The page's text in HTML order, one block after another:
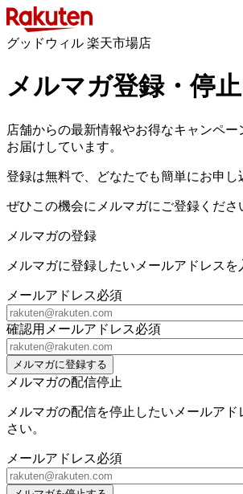
グッドウィル 楽天市場店
メルマガ登録・停止
店舗からの最新情報やお得なキャンペー
お届けしています。
登録は無料で、どなたでも簡単にお申し
ぜひこの機会にメルマガにご登録くださ
メルマガの登録
メルマガに登録したいメールアドレスを
メールアドレス必須
確認用メールアドレス必須
メルマガに登録する
メルマガの配信停止
メルマガの配信を停止したいメールア
さい。
メールアドレス必須